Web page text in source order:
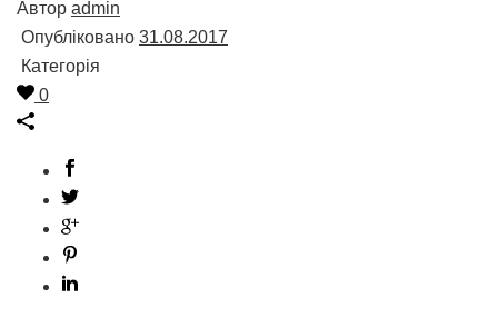
Автор admin
Опубліковано 31.08.2017
Категорія
0